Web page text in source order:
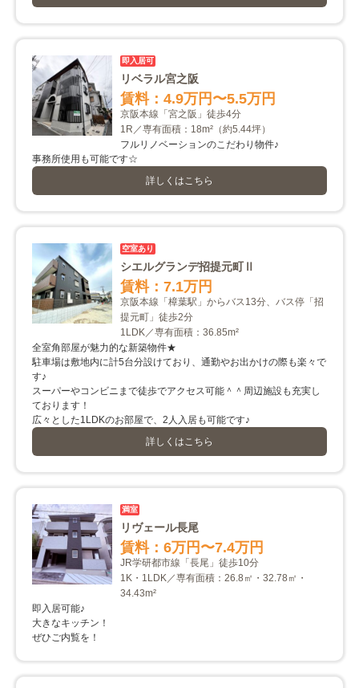
即入居可
リベラル宮之阪
賃料：4.9万円 〜5.5万円
京阪本線「宮之阪」徒歩4分
1R／専有面積：18m² （約5.44坪）
フルリノベーションのこだわり物件♪
事務所使用も可能です☆
詳しくはこちら
空室あり
シエルグランデ招提元町Ⅱ
賃料：7.1万円
京阪本線「樟葉駅」からバス13分、バス停「招
提元町」徒歩2分
1LDK／専有面積：36.85m²
全室角部屋が魅力的な新築物件★
駐車場は敷地内に計5台分設けており、通勤やお出かけの際も楽々で
す♪
スーパーやコンビニまで徒歩でアクセス可能＾＾周辺施設も充実し
ております！
広々とした1LDKのお部屋で、2人入居も可能です♪
詳しくはこちら
満室
リヴェール長尾
賃料：6万円 〜7.4万円
JR学研都市線「長尾」徒歩10分
1K・1LDK／専有面積：26.8㎡・32.78㎡・
34.43m²
即入居可能♪
大きなキッチン！
ぜひご内覧を！